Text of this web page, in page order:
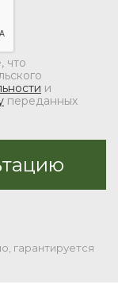
что
и
переданных
гарантируется